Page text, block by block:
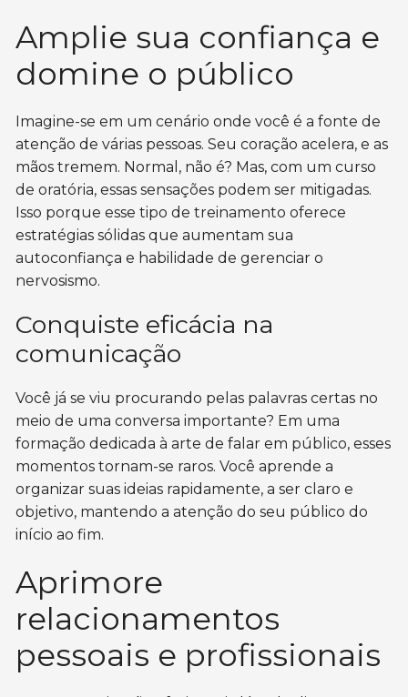
Amplie sua confiança e
domine o público
Imagine-se em um cenário onde você é a fonte de
atenção de várias pessoas. Seu coração acelera, e as
mãos tremem. Normal, não é? Mas, com um curso
de oratória, essas sensações podem ser mitigadas.
Isso porque esse tipo de treinamento oferece
estratégias sólidas que aumentam sua
autoconfiança e habilidade de gerenciar o
nervosismo.
Conquiste eficácia na
comunicação
Você já se viu procurando pelas palavras certas no
meio de uma conversa importante? Em uma
formação dedicada à arte de falar em público, esses
momentos tornam-se raros. Você aprende a
organizar suas ideias rapidamente, a ser claro e
objetivo, mantendo a atenção do seu público do
início ao fim.
Aprimore
relacionamentos
pessoais e profissionais